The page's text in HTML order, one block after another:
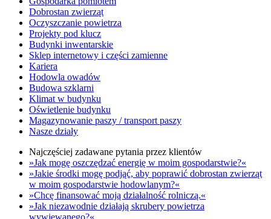
Dobrostan zwierząt
Oczyszczanie powietrza
Projekty pod klucz
Budynki inwentarskie
Sklep internetowy i części zamienne
Kariera
Hodowla owadów
Budowa szklarni
Klimat w budynku
Oświetlenie budynku
Magazynowanie paszy / transport paszy
Nasze działy
Najczęściej zadawane pytania przez klientów
»Jak mogę oszczędzać energię w moim gospodarstwie?«
»Jakie środki mogę podjąć, aby poprawić dobrostan zwierząt
w moim gospodarstwie hodowlanym?«
»Chcę finansować moją działalność rolniczą.«
»Jak niezawodnie działają skrubery powietrza